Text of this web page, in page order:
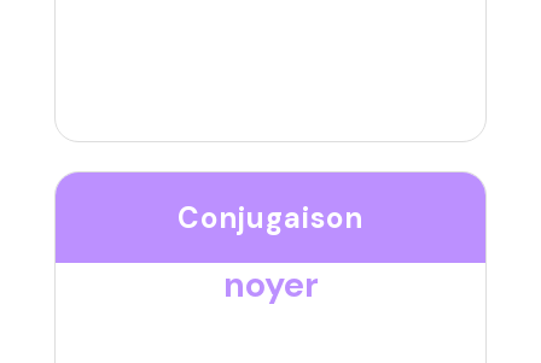
Conjugaison
noyer